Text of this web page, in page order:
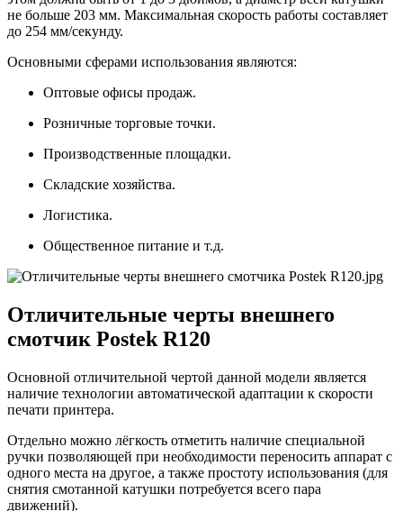
не больше 203 мм. Максимальная скорость работы составляет
до 254 мм/секунду.
Основными сферами использования являются:
Оптовые офисы продаж.
Розничные торговые точки.
Производственные площадки.
Складские хозяйства.
Логистика.
Общественное питание и т.д.
Отличительные черты внешнего
смотчик Postek R120
Основной отличительной чертой данной модели является
наличие технологии автоматической адаптации к скорости
печати принтера.
Отдельно можно лёгкость отметить наличие специальной
ручки позволяющей при необходимости переносить аппарат с
одного места на другое, а также простоту использования (для
снятия смотанной катушки потребуется всего пара
движений).